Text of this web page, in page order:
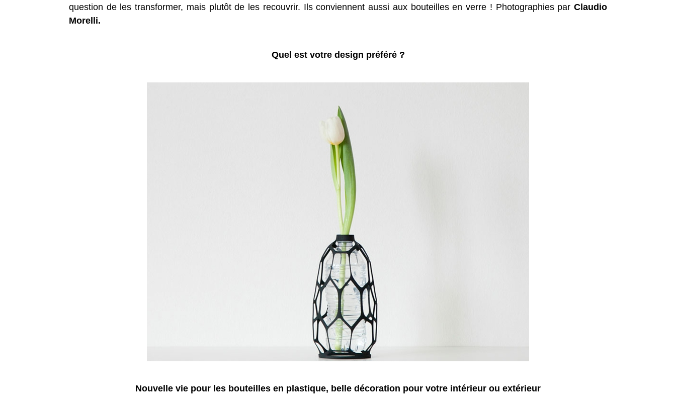
question de les transformer, mais plutôt de les recouvrir. Ils conviennent aussi aux bouteilles en verre ! Photographies par Claudio
Morelli.
Quel est votre design préféré ?
Nouvelle vie pour les bouteilles en plastique, belle décoration pour votre intérieur ou extérieur